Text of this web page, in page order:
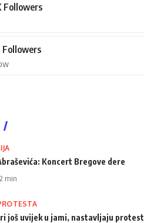
Followers
Followers
Koncert Bregove dere
min
još uvijek u jami, nastavljaju protest